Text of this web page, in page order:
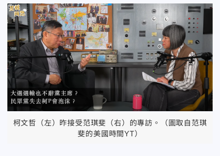
柯文哲（左）昨接受范琪斐（右）的專訪。（圖取自范琪
斐的美國時間YT）